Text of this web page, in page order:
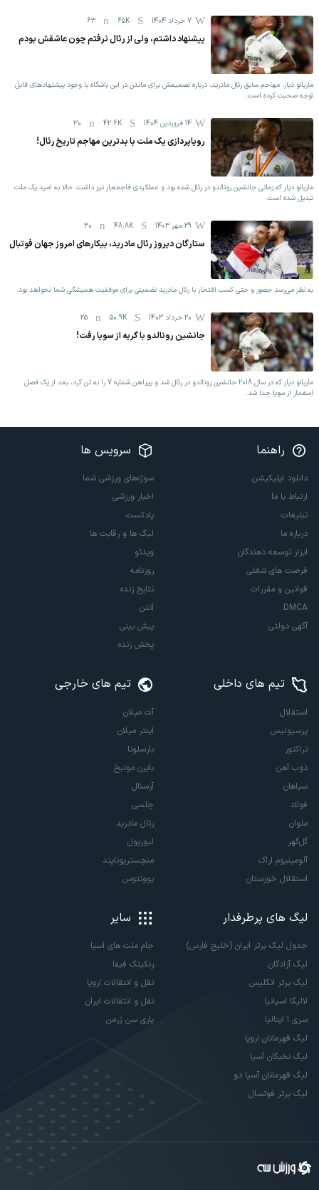
7 خرداد 1404 65K
63
پیشنهاد داشتم، ولی از رئال نرفتم چون عاشقش بودم
ماریانو دیاز، مهاجم سابق رئال مادرید، درباره تصمیمش برای ماندن در این باشگاه با وجود پیشنهادهای قابل
توجه صحبت کرده است.
14 فروردين 1404 42.6K
30
رویاپردازی یک ملت با بدترین مهاجم تاریخ رئال!
ماریانو دیاز که زمانی جانشین رونالدو در رئال شده بود و عملکردی فاجعه‌بار نیز داشت، حالا به امید یک ملت
تبدیل شده است.
29 مهر 1403 48.8K
30
ستارگان دیروز رئال مادرید، بیکارهای امروز جهان فوتبال
به نظر می‌رسد حضور و حتی کسب افتخار با رئال مادرید تضمینی برای موفقیت همیشگی شما نخواهد بود.
20 خرداد 1403 50.9K
25
جانشین رونالدو با گریه از سویا رفت!
ماریانو دیاز که در سال 2018 جانشین رونالدو در رئال شد و پیراهن شماره 7 را به تن کرد، بعد از یک فصل
اسف‌بار از سویا جدا شد.
راهنما
دانلود اپلیکیشن
ارتباط با ما
تبلیغات
درباره ما
ابزار توسعه دهندگان
فرصت های شغلی
قوانین و مقررات
DMCA
آگهی دولتی
سرویس ها
سوژه‌های ورزشی شما
اخبار ورزشی
پادکست
لیگ ها و رقابت ها
ویدئو
روزنامه
نتایج زنده
آنتن
پیش بینی
پخش زنده
تیم های داخلی
استقلال
پرسپولیس
تراکتور
ذوب آهن
سپاهان
فولاد
ملوان
گل‌گهر
آلومینیوم اراک
استقلال خوزستان
تیم های خارجی
آث میلان
اینتر میلان
بارسلونا
بایرن مونیخ
آرسنال
چلسی
رئال مادرید
لیورپول
منچستریونایتد
یوونتوس
لیگ های پرطرفدار
جدول لیگ برتر ایران (خلیج فارس)
لیگ آزادگان
لیگ برتر انگلیس
لالیگا اسپانیا
سری آ ایتالیا
لیگ قهرمانان اروپا
لیگ نخبگان آسیا
لیگ قهرمانان آسیا دو
لیگ برتر فوتسال
سایر
جام ملت های آسیا
رنکینگ فیفا
نقل و انتقالات اروپا
نقل و انتقالات ایران
پاری سن ژرمن